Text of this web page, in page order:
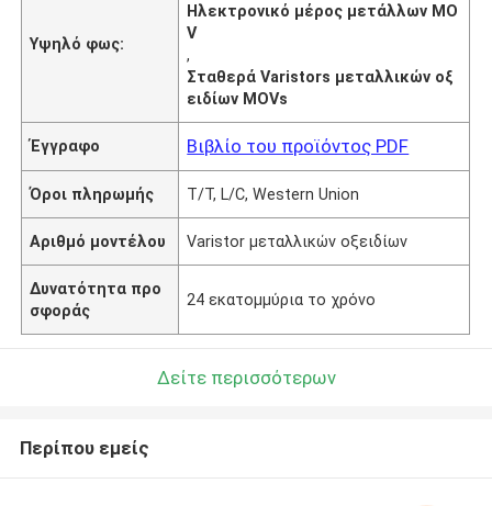
Υψηλό φως:
Ηλεκτρονικό μέρος μετάλλων MO
V
,
Σταθερά Varistors μεταλλικών οξ
ειδίων MOVs
Έγγραφο Βιβλίο του προϊόντος PDF
Όροι πληρωμής T/T, L/C, Western Union
Αριθμό μοντέλου Varistor μεταλλικών οξειδίων
Δυνατότητα προ
σφοράς
24 εκατομμύρια το χρόνο
Δείτε περισσότερων
Περίπου εμείς